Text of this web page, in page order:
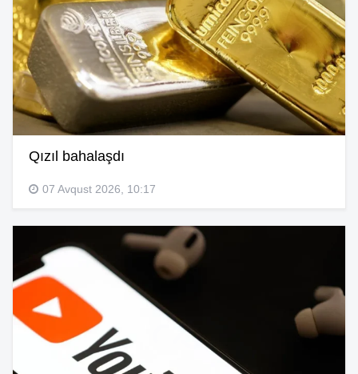
Qızıl bahalaşdı
07 Avqust 2026, 10:17